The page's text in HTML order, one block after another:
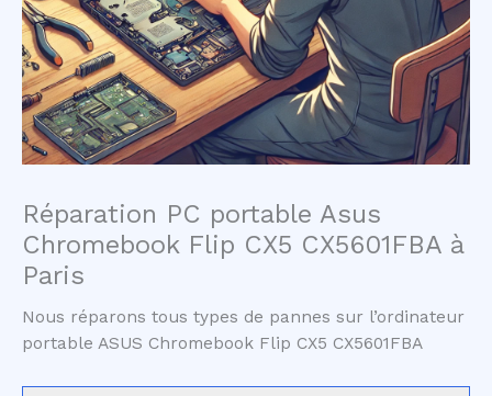
Réparation PC portable Asus
Chromebook Flip CX5 CX5601FBA à
Paris
Nous réparons tous types de pannes sur l’ordinateur
portable ASUS Chromebook Flip CX5 CX5601FBA